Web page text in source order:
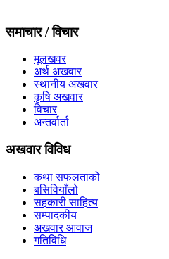
समाचार / विचार
मूलखवर
अर्थ अखवार
स्थानीय अखवार
कृषि अखवार
विचार
अन्तर्वार्ता
अखवार विविध
कथा सफलताको
बसिवियाँलो
सहकारी साहित्य
सम्पादकीय
अखवार आवाज
गतिविधि